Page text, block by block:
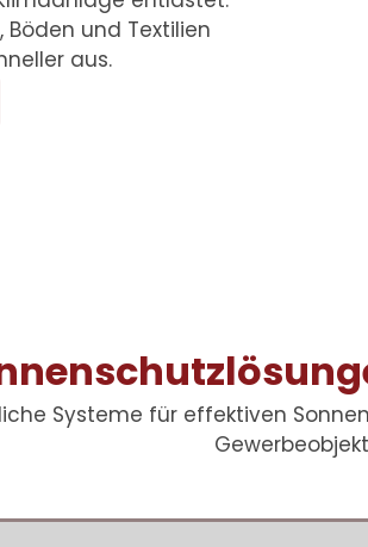
Böden und Textilien
aus.
Systeme für effektiven